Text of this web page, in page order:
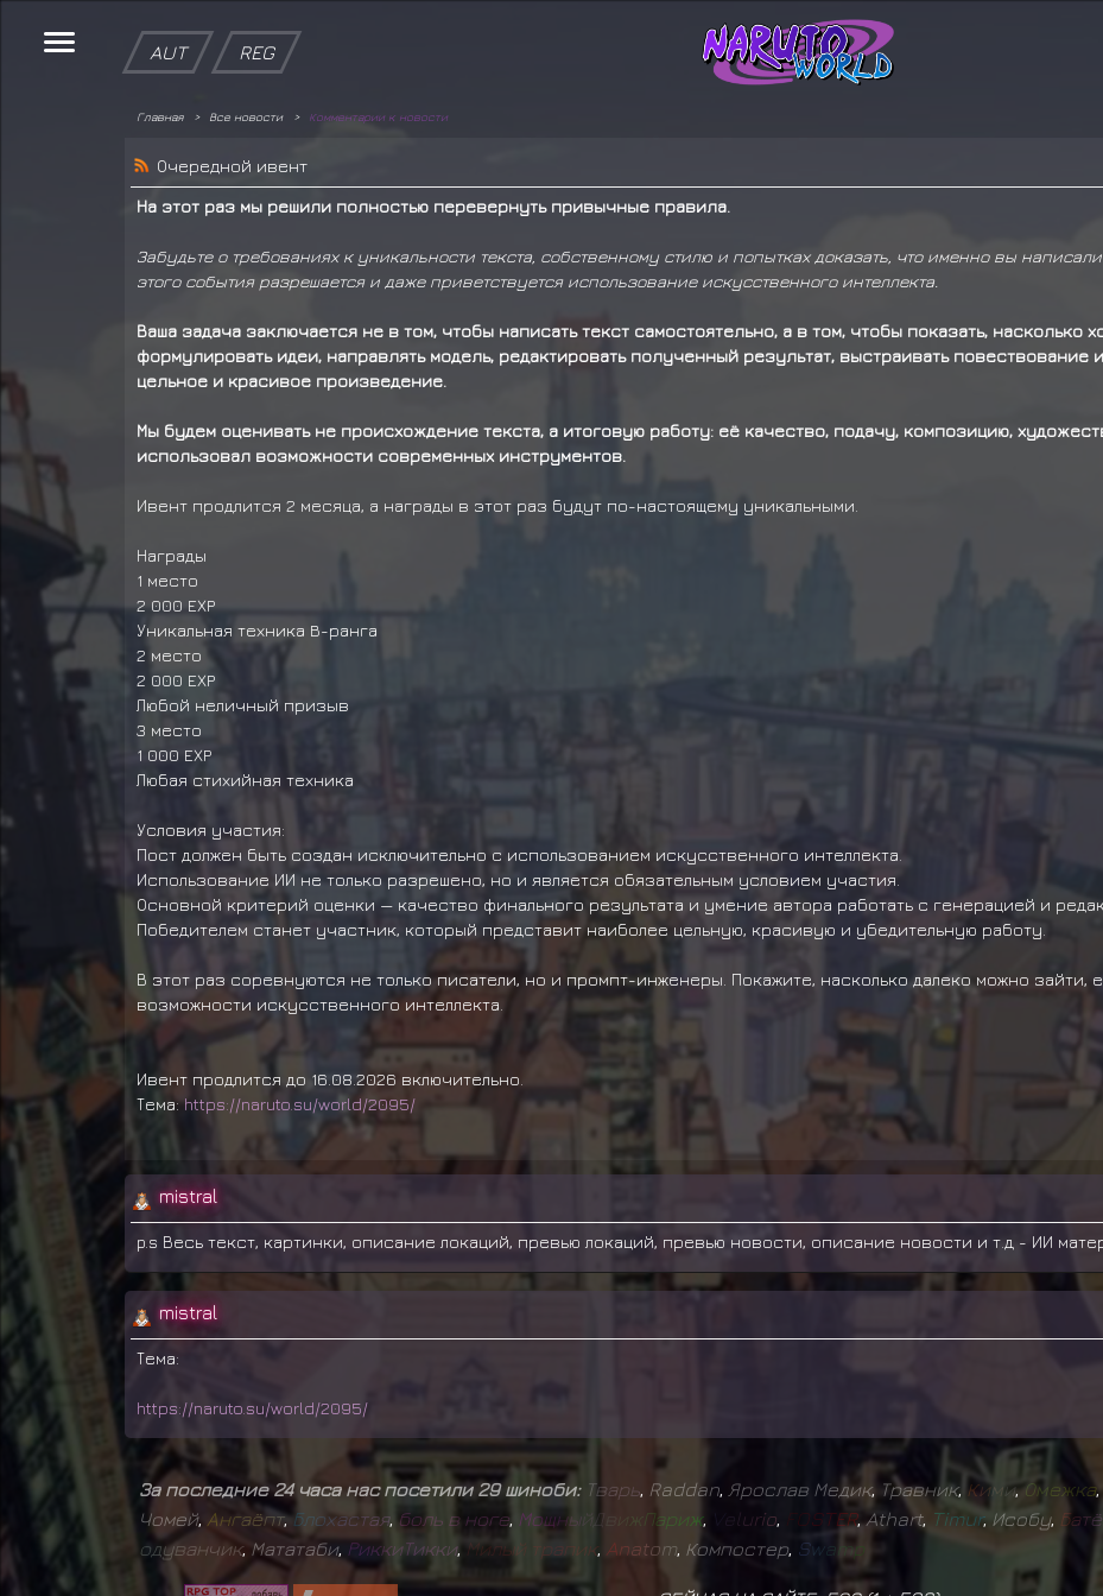
AUT REG
Главная Все новости Комментарии к новости
Очередной ивент
На этот раз мы решили полностью перевернуть привычные правила.
Забудьте о требованиях к уникальности текста, собственному стилю и попытках доказать, что именно вы
этого события разрешается и даже приветствуется использование искусственного интеллекта.
Ваша задача заключается не в том, чтобы написать текст самостоятельно, а в том, чтобы показать, насколько
формулировать идеи, направлять модель, редактировать полученный результат, выстраивать
цельное и красивое произведение.
Мы будем оценивать не происхождение текста, а итоговую работу: её качество, подачу, композицию,
использовал возможности современных инструментов.
Ивент продлится 2 месяца, а награды в этот раз будут по-настоящему уникальными.
Награды
1 место
2 000 EXP
Уникальная техника B-ранга
2 место
2 000 EXP
Любой неличный призыв
3 место
1 000 EXP
Любая стихийная техника
Условия участия:
Пост должен быть создан исключительно с использованием искусственного интеллекта.
Использование ИИ не только разрешено, но и является обязательным условием участия.
Основной критерий оценки — качество финального результата и умение автора работать с генерацией и
Победителем станет участник, который представит наиболее цельную, красивую и убедительную работу.
В этот раз соревнуются не только писатели, но и промпт-инженеры. Покажите, насколько далеко можно зайти,
возможности искусственного интеллекта.
Ивент продлится до 16.08.2026 включительно.
Тема:https://naruto.su/world/2095/
mistral
p.s Весь текст, картинки, описание локаций, превью локаций, превью новости, описание новости и т.д - ИИ
mistral
Тема:
https://naruto.su/world/2095/
За последние 24 часа нас посетили 29 шиноби: Тварь Raddan Ярослав Медик, Травник, Кими,Омежка,
Чомей, Ангаёпт,Блохастая, боль в ноге Мощный Д жПариж, urio OSTER, Athart, Timur, Исобу, Батё
одуванчик, Мататаби, РиккиТикки, Милы трапик, Anatom Компостер Sw mp